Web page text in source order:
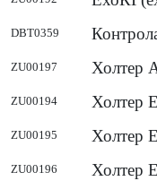
DBT0359
ZU00197 Холтер
ZU00194 Холтер
ZU00195 Холтер
ZU00196 Холтер